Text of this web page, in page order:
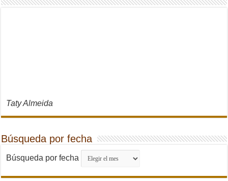
Taty Almeida
Búsqueda por fecha
Búsqueda por fecha